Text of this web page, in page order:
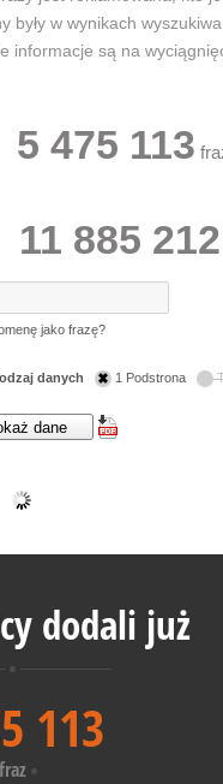
były w wynikach
informacje są na
5 475 113
11 885 212
jako frazę?
danych 1 Podstrona
dodali już
113
fraz